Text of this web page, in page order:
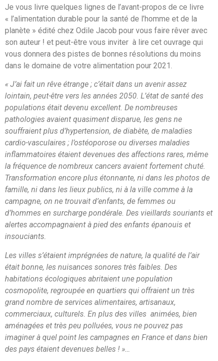
Je vous livre quelques lignes de l’avant-propos de ce livre
« l’alimentation durable pour la santé de l’homme et de la
planète » édité chez Odile Jacob pour vous faire rêver avec
son auteur ! et peut-être vous inviter à lire cet ouvrage qui
vous donnera des pistes de bonnes résolutions du moins
dans le domaine de votre alimentation pour 2021.
« J’ai fait un rêve étrange ; c’était dans un avenir assez
lointain, peut-être vers les années 2050. L’état de santé des
populations était devenu excellent. De nombreuses
pathologies avaient quasiment disparue, les gens ne
souffraient plus d’hypertension, de diabète, de maladies
cardio-vasculaires ; l’ostéoporose ou diverses maladies
inflammatoires étaient devenues des affections rares, même
la fréquence de nombreux cancers avaient fortement chuté.
Transformation encore plus étonnante, ni dans les photos de
famille, ni dans les lieux publics, ni à la ville comme à la
campagne, on ne trouvait d’enfants, de femmes ou
d’hommes en surcharge pondérale. Des vieillards souriants et
alertes accompagnaient à pied des enfants épanouis et
insouciants.
Les villes s’étaient imprégnées de nature, la qualité de l’air
était bonne, les nuisances sonores très faibles. Des
habitations écologiques abritaient une population
cosmopolite, regroupée en quartiers qui offraient un très
grand nombre de services alimentaires, artisanaux,
commerciaux, culturels. En plus des villes animées, bien
aménagées et très peu polluées, vous ne pouvez pas
imaginer à quel point les campagnes en France et dans bien
des pays étaient devenues belles ! »…